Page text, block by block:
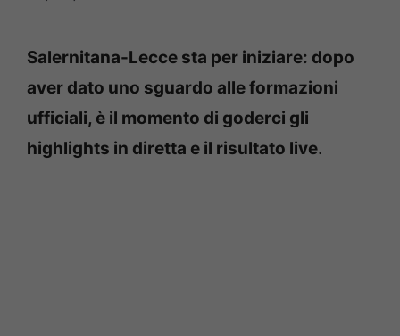
Salernitana-Lecce sta per iniziare: dopo
aver dato uno sguardo alle formazioni
ufficiali, è il momento di goderci gli
highlights in diretta e il risultato live.